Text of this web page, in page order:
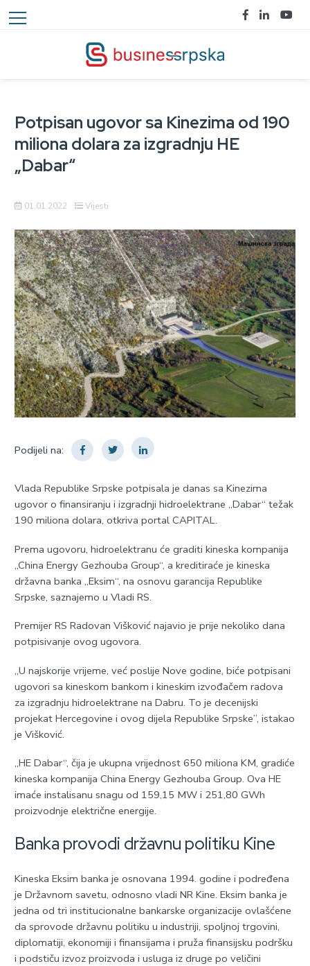
Potpisan ugovor sa Kinezima od 190
miliona dolara za izgradnju HE
„Dabar“
01.01.2022 Vijesti
Podijeli na:
Vlada Republike Srpske potpisala je danas sa Kinezima
ugovor o finansiranju i izgradnji hidroelektrane „Dabar“ težak
190 miliona dolara, otkriva portal CAPITAL.
Prema ugovoru, hidroelektranu će graditi kineska kompanija
„China Energy Gezhouba Group“, a kreditiraće je kineska
državna banka „Eksim“, na osnovu garancija Republike
Srpske, saznajemo u Vladi RS.
Premijer RS Radovan Višković najavio je prije nekoliko dana
potpisivanje ovog ugovora.
„U najskorije vrijeme, već poslije Nove godine, biće potpisani
ugovori sa kineskom bankom i kineskim izvođačem radova
za izgradnju hidroelektrane na Dabru. To je decenijski
projekat Hercegovine i ovog dijela Republike Srpske”, istakao
je Višković.
„HE Dabar“, čija je ukupna vrijednost 650 miliona KM, gradiće
kineska kompanija China Energy Gezhouba Group. Ova HE
imaće instalisanu snagu od 159,15 MW i 251,80 GWh
proizvodnje električne energije.
Banka provodi državnu politiku Kine
Kineska Eksim banka je osnovana 1994. godine i podređena
je Državnom savetu, odnosno vladi NR Kine. Eksim banka je
jedna od tri institucionalne bankarske organizacije ovlašćene
da sprovode državnu politiku u industriji, spoljnoj trgovini,
diplomatiji, ekonomiji i finansijama i pruža finansijsku podršku
i podstiču izvoz proizvoda i usluga iz druge po veličini